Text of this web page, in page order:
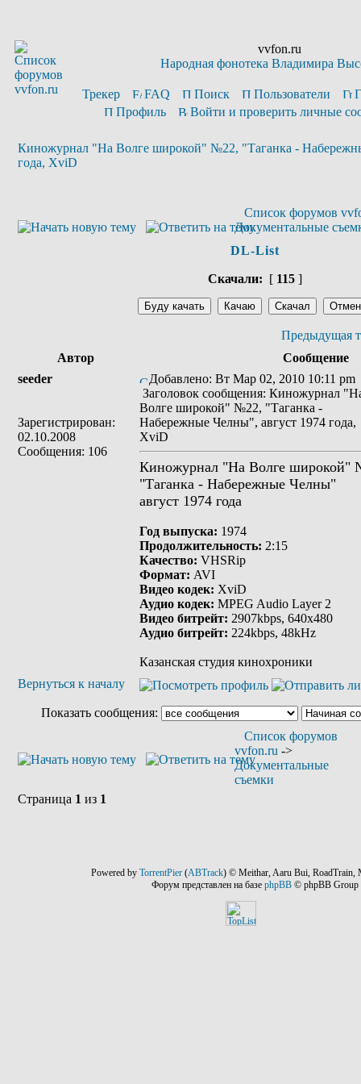
vvfon.ru
Народная фонотека Владимира
Трекер FAQ Поиск Пользователи
Профиль
Войти и проверить личные
Киножурнал "На Волге широкой" №22, "Таганка -
года, XviD
Список форумов
Документальные
DL-List
Скачали: [ 115 ]
Предыдущая
Автор
Сообщение
seeder
Зарегистрирован:
02.10.2008
Сообщения: 106
Добавлено: Вт Мар 02, 2010 10:11 pm
Заголовок сообщения: Киножурнал
Волге широкой" №22, "Таганка -
Набережные Челны", август 1974 года,
XviD
Киножурнал "На Волге широкой"
"Таганка - Набережные Челны"
август 1974 года
Год выпуска: 1974
Продолжительность: 2:15
Качество: VHSRip
Формат: AVI
Видео кодек: XviD
Аудио кодек: MPEG Audio Layer 2
Видео битрейт: 2907kbps, 640х480
Аудио битрейт: 224kbps, 48kHz
Казанская студия кинохроники
Вернуться к началу
Показать сообщения:
Список форумов
vvfon.ru ->
Документальные
съемки
Страница 1 из 1
Powered by TorrentPier(ABTrack) © Meithar, Aaru Bui, RoadTrain,
Форум представлен на базе phpBB © phpBB Group